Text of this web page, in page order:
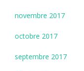
novembre 2017
octobre 2017
septembre 2017